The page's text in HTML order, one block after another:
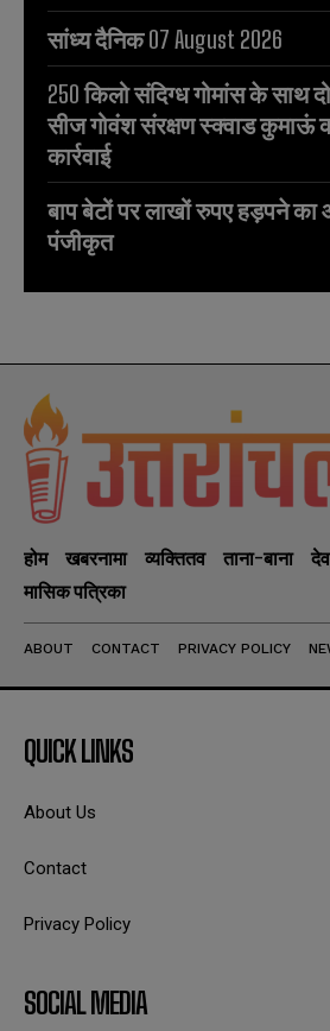
सांध्य दैनिक 07 August 2026
250 किलो संदिग्ध गोमांस के साथ
सीज गोवंश संरक्षण स्क्वाड कुमाऊं
कार्रवाई
बाप बेटों पर लाखों रुपए हड़पने का
पंजीकृत
होम खबरनामा व्यक्तितव ताना-बाना
मासिक पत्रिका
ABOUT CONTACT PRIVACY POLICY
QUICK LINKS
About Us
Contact
Privacy Policy
SOCIAL MEDIA